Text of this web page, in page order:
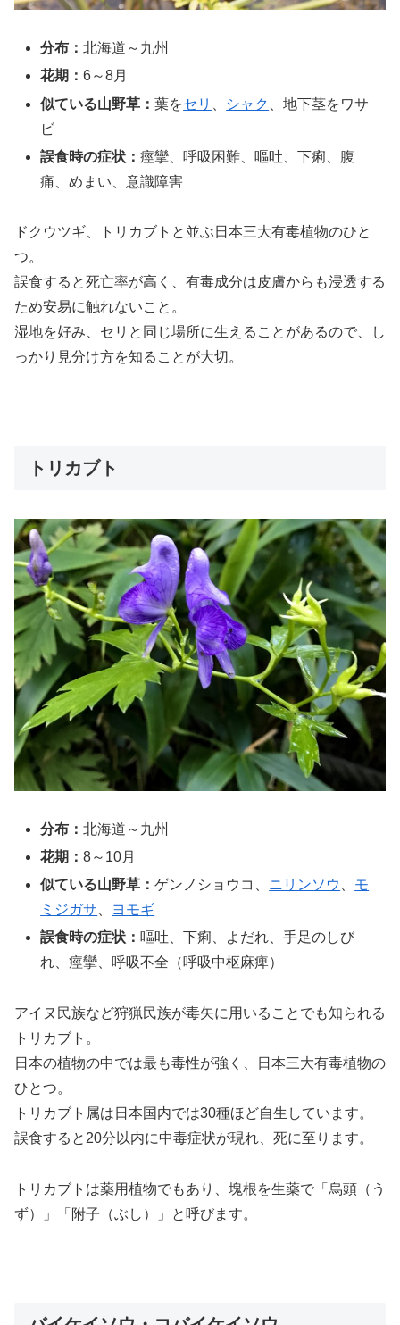
分布：北海道～九州
花期：6～8月
似ている山野草：葉をセリ シャク
、地下茎をワサ
ビ
誤食時の症状：痙攣、呼吸困難、嘔吐、下痢、腹
痛、めまい、意識障害
ドクウツギ、トリカブトと並ぶ日本三大有毒植物のひと
つ。
誤食すると死亡率が高く、有毒成分は皮膚からも浸透する
ため安易に触れないこと。
湿地を好み、セリと同じ場所に生えることがあるので、し
っかり見分け方を知ることが大切。
トリカブト
分布：北海道～九州
花期：8～10月
似ている山野草：ゲンノショウコ、 ニリンソウ
モ
ミジガサ
ヨモギ
誤食時の症状： 嘔吐、下痢、よだれ、手足のしび
れ、痙攣、呼吸不全（呼吸中枢麻痺）
アイヌ民族など狩猟民族が毒矢に用いることでも知られる
トリカブト。
日本の植物の中では最も毒性が強く、日本三大有毒植物の
ひとつ。
トリカブト属は日本国内では30種ほど自生しています。
誤食すると20分以内に中毒症状が現れ、死に至ります。
トリカブトは薬用植物でもあり、塊根を生薬で「烏頭（う
ず）」「附子（ぶし）」と呼びます。